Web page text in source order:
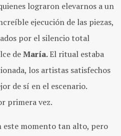
lograron elevarnos a un
ejecución de las piezas,
por el silencio total
deMaría.El ritual estaba
los artistas satisfechos
de sí en el escenario.
primera vez.
este momento tan alto, pero